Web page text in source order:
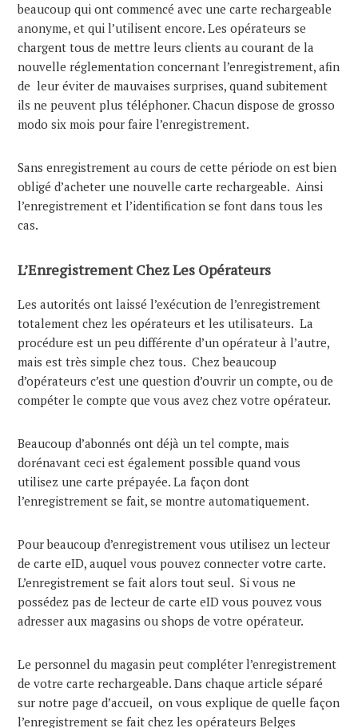
beaucoup qui ont commencé avec une carte rechargeable
anonyme, et qui l’utilisent encore. Les opérateurs se
chargent tous de mettre leurs clients au courant de la
nouvelle réglementation concernant l’enregistrement, afin
de leur éviter de mauvaises surprises, quand subitement
ils ne peuvent plus téléphoner. Chacun dispose de grosso
modo six mois pour faire l’enregistrement.
Sans enregistrement au cours de cette période on est bien
obligé d’acheter une nouvelle carte rechargeable. Ainsi
l’enregistrement et l’identification se font dans tous les
cas.
L’Enregistrement Chez Les Opérateurs
Les autorités ont laissé l’exécution de l’enregistrement
totalement chez les opérateurs et les utilisateurs. La
procédure est un peu différente d’un opérateur à l’autre,
mais est très simple chez tous. Chez beaucoup
d’opérateurs c’est une question d’ouvrir un compte, ou de
compéter le compte que vous avez chez votre opérateur.
Beaucoup d’abonnés ont déjà un tel compte, mais
dorénavant ceci est également possible quand vous
utilisez une carte prépayée. La façon dont
l’enregistrement se fait, se montre automatiquement.
Pour beaucoup d’enregistrement vous utilisez un lecteur
de carte eID, auquel vous pouvez connecter votre carte.
L’enregistrement se fait alors tout seul. Si vous ne
possédez pas de lecteur de carte eID vous pouvez vous
adresser aux magasins ou shops de votre opérateur.
Le personnel du magasin peut compléter l’enregistrement
de votre carte rechargeable. Dans chaque article séparé
sur notre page d’accueil, on vous explique de quelle façon
l’enregistrement se fait chez les opérateurs Belges